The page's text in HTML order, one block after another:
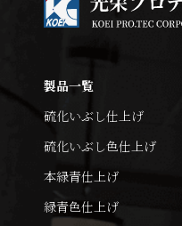
製品一覧
硫化いぶし仕上げ
硫化いぶし色仕上げ
本緑青仕上げ
緑青色仕上げ